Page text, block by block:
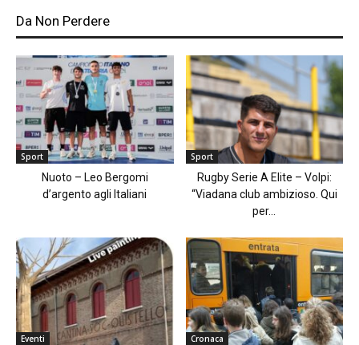
Da Non Perdere
Sport
Nuoto – Leo Bergomi
d’argento agli Italiani
Sport
Rugby Serie A Elite – Volpi:
“Viadana club ambizioso. Qui
per...
Eventi Cronaca